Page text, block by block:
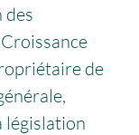
des
de
législation